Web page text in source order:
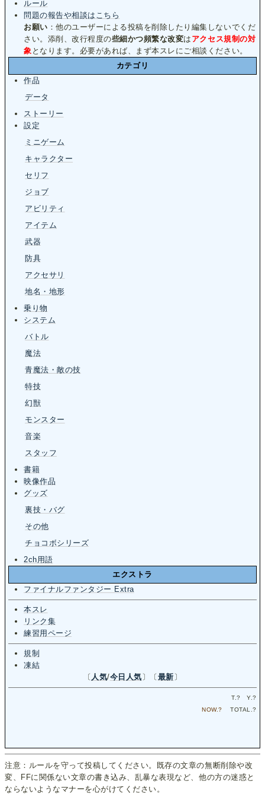
ルール
問題の報告や相談はこちら
お願い ：他のユーザーによる投稿を削除したり編集しないでくだ
さい。添削、改行程度の些細かつ頻繁な改変は アクセス規制の対
象 となります。必要があれば、まず本スレにご相談ください。
カテゴリ
作品
データ
ストーリー
設定
ミニゲーム
キャラクター
セリフ
ジョブ
アビリティ
アイテム
武器
防具
アクセサリ
地名・地形
乗り物
システム
バトル
魔法
青魔法・敵の技
特技
幻獣
モンスター
音楽
スタッフ
書籍
映像作品
グッズ
裏技・バグ
その他
チョコボシリーズ
2ch用語
エクストラ
ファイナルファンタジー Extra
本スレ
リンク集
練習用ページ
規制
凍結
〔 人気/今日人気 〕〔 最新 〕
T.? Y.?
NOW.? TOTAL.?
注意：ルールを守って投稿してください。既存の文章の無断削除や改
変、FFに関係ない文章の書き込み、乱暴な表現など、他の方の迷惑と
ならないようなマナーを心がけてください。